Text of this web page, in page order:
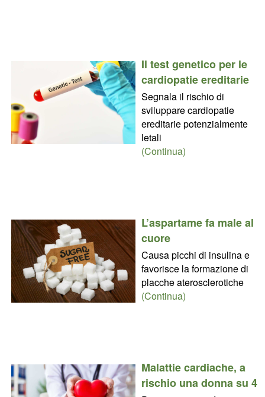
Il test genetico per le
cardiopatie ereditarie
Segnala il rischio di
sviluppare cardiopatie
ereditarie potenzialmente
letali
(Continua)
L’aspartame fa male al
cuore
Causa picchi di insulina e
favorisce la formazione di
placche aterosclerotiche
(Continua)
Malattie cardiache, a
rischio una donna su 4